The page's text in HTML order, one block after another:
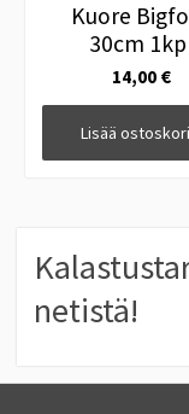
Kuore
30cm
Headlight
14,00 €
Lisää
netistä!